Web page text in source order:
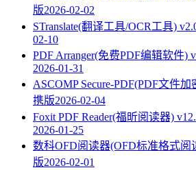
版2026-02-02
STranslate(翻译工具/OCR工具)
02-10
PDF Arranger(免费PDF编辑软件)
2026-01-31
ASCOMP Secure-PDF(PDF文件加
携版2026-02-04
Foxit PDF Reader(福昕阅读器)
2026-01-25
数科OFD阅读器(OFD标准格式阅
版2026-02-01